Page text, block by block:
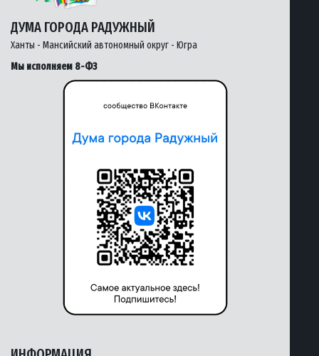
ДУМА ГОРОДА РАДУЖНЫЙ
Ханты - Мансийский автономный округ - Югра
Мы исполняем 8-ФЗ